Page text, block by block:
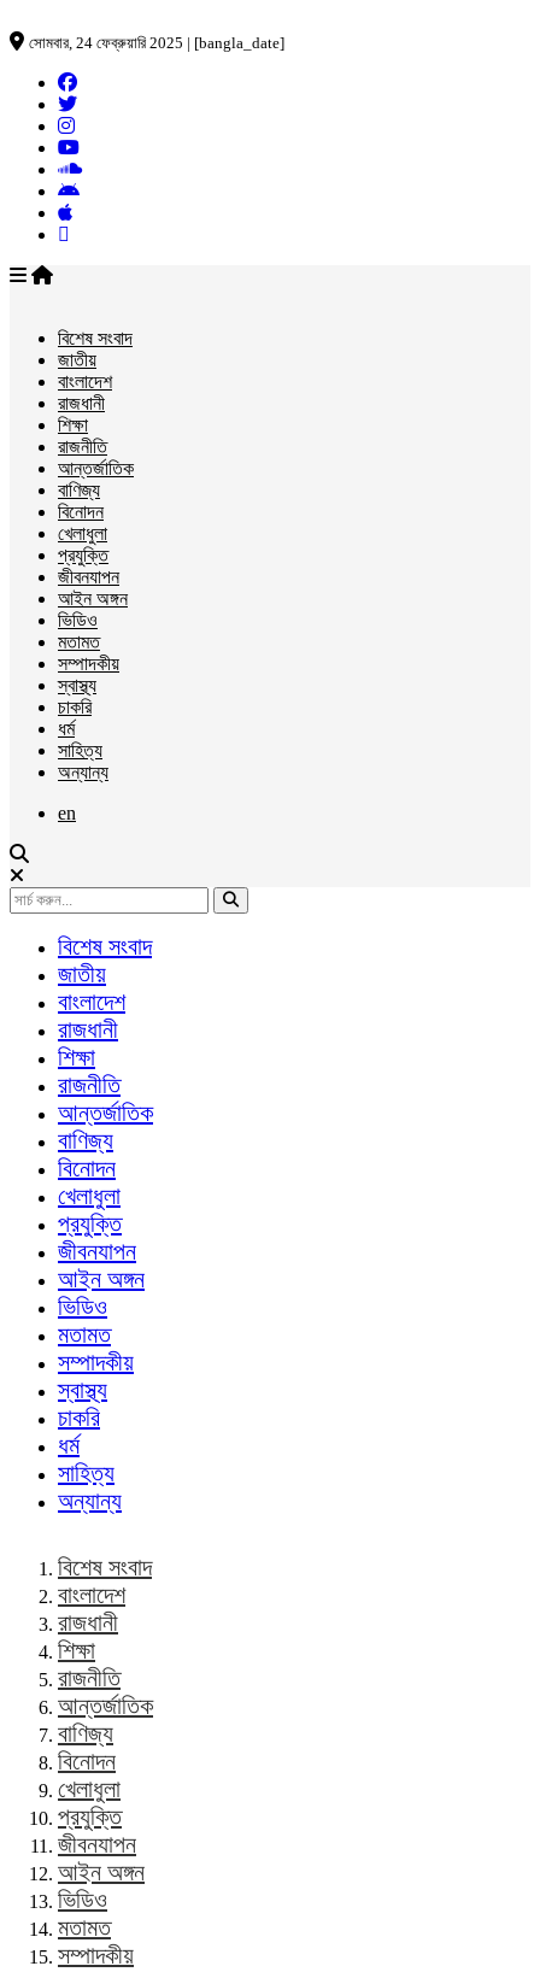
সোমবার, 24 ফেব্রুয়ারি 2025 | [bangla_date]
বিশেষ সংবাদ
জাতীয়
বাংলাদেশ
রাজধানী
শিক্ষা
রাজনীতি
আন্তর্জাতিক
বাণিজ্য
বিনোদন
খেলাধুলা
প্রযুক্তি
জীবনযাপন
আইন অঙ্গন
ভিডিও
মতামত
সম্পাদকীয়
স্বাস্থ্য
চাকরি
ধর্ম
সাহিত্য
অন্যান্য
en
বিশেষ সংবাদ
জাতীয়
বাংলাদেশ
রাজধানী
শিক্ষা
রাজনীতি
আন্তর্জাতিক
বাণিজ্য
বিনোদন
খেলাধুলা
প্রযুক্তি
জীবনযাপন
আইন অঙ্গন
ভিডিও
মতামত
সম্পাদকীয়
স্বাস্থ্য
চাকরি
ধর্ম
সাহিত্য
অন্যান্য
বিশেষ সংবাদ
বাংলাদেশ
রাজধানী
শিক্ষা
রাজনীতি
আন্তর্জাতিক
বাণিজ্য
বিনোদন
খেলাধুলা
প্রযুক্তি
জীবনযাপন
আইন অঙ্গন
ভিডিও
মতামত
সম্পাদকীয়